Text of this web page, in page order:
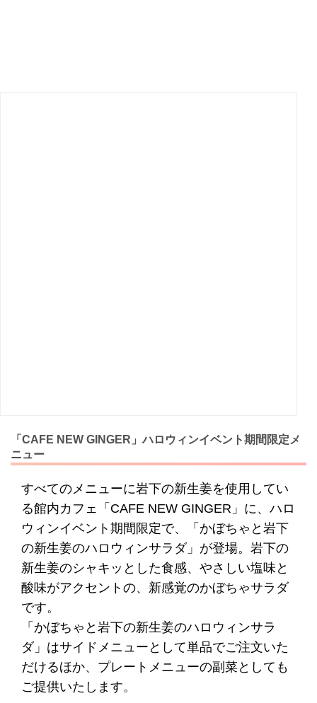
「CAFE NEW GINGER」ハロウィンイベント期間限定メ
ニュー
すべてのメニューに岩下の新生姜を使用してい
る館内カフェ「CAFE NEW GINGER」に、ハロ
ウィンイベント期間限定で、「かぼちゃと岩下
の新生姜のハロウィンサラダ」が登場。岩下の
新生姜のシャキッとした食感、やさしい塩味と
酸味がアクセントの、新感覚のかぼちゃサラダ
です。
「かぼちゃと岩下の新生姜のハロウィンサラ
ダ」はサイドメニューとして単品でご注文いた
だけるほか、プレートメニューの副菜としても
ご提供いたします。